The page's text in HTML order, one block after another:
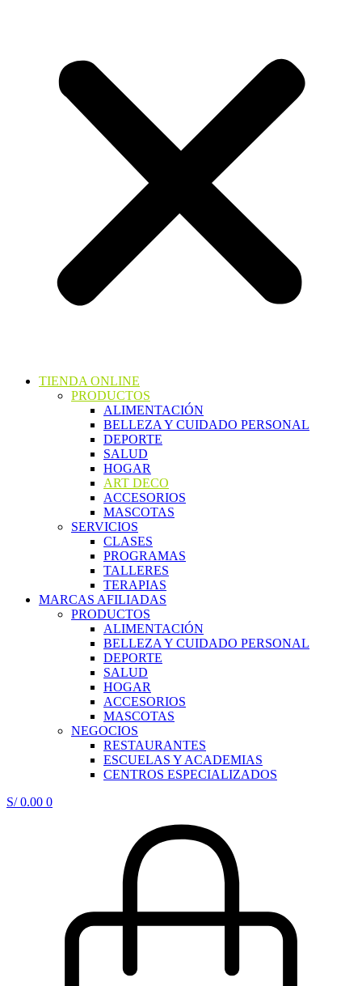
TIENDA ONLINE
PRODUCTOS
ALIMENTACIÓN
BELLEZA Y CUIDADO PERSONAL
DEPORTE
SALUD
HOGAR
ART DECO
ACCESORIOS
MASCOTAS
SERVICIOS
CLASES
PROGRAMAS
TALLERES
TERAPIAS
MARCAS AFILIADAS
PRODUCTOS
ALIMENTACIÓN
BELLEZA Y CUIDADO PERSONAL
DEPORTE
SALUD
HOGAR
ACCESORIOS
MASCOTAS
NEGOCIOS
RESTAURANTES
ESCUELAS Y ACADEMIAS
CENTROS ESPECIALIZADOS
S/0.00 0